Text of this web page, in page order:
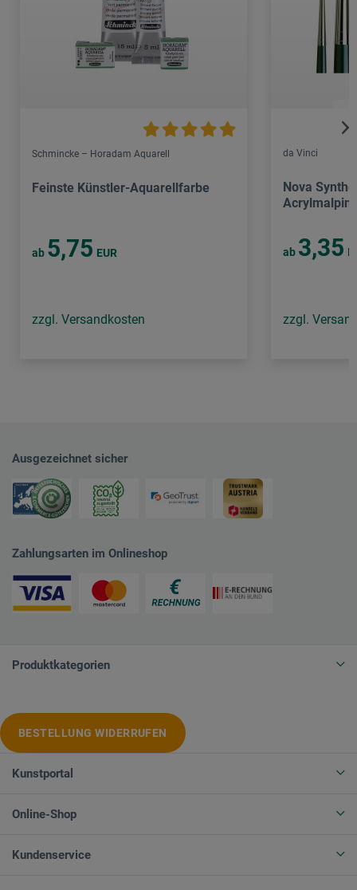
Schmincke – Horadam Aquarell
Feinste Künstler-Aquarellfarbe
ab 5,75 EUR
zzgl. Versandkosten
da Vinci
Nova
ab 3,35
zzgl.
Ausgezeichnet sicher
Zahlungsarten im Onlineshop
Produktkategorien
BESTELLUNG WIDERRUFEN
Kunstportal
Online-Shop
Kundenservice